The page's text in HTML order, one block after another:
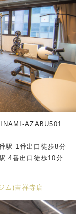
AZABU501
駅 1番出口徒歩8分
4番出口徒歩10分
ム)吉祥寺店